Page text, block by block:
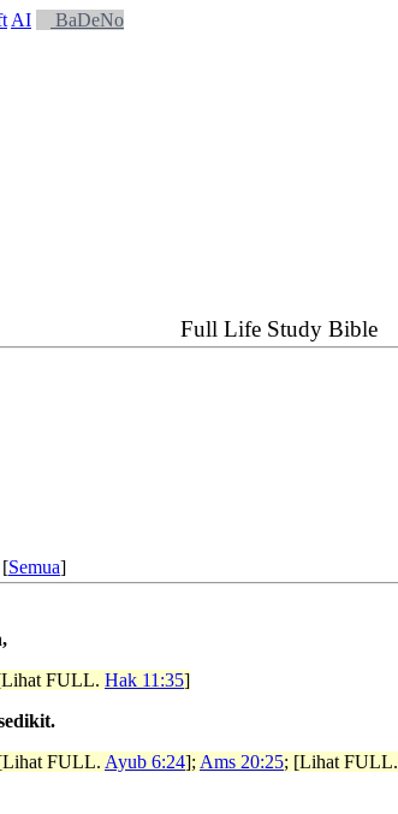
AI BaDeNo
Full Life Study Bible
[Semua]
FULL. Hak 11:35]
FULL. Ayub 6:24]; Ams 20:25; [Lihat FULL.